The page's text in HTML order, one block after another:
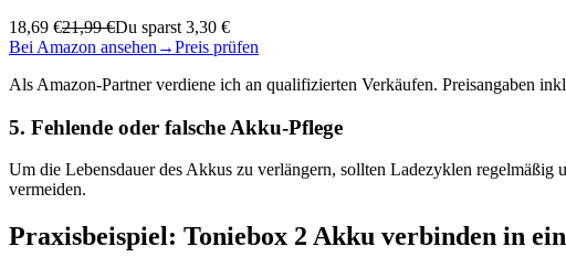
18,69 €21,99 €Du sparst 3,30 €
Bei Amazon ansehen →Preis prüfen
Als Amazon-Partner verdiene ich an qualifizierten Verkäufen. Preisangaben
5. Fehlende oder falsche Akku-Pflege
Um die Lebensdauer des Akkus zu verlängern, sollten Ladezyklen
vermeiden.
Praxisbeispiel: Toniebox 2 Akku verbinden in